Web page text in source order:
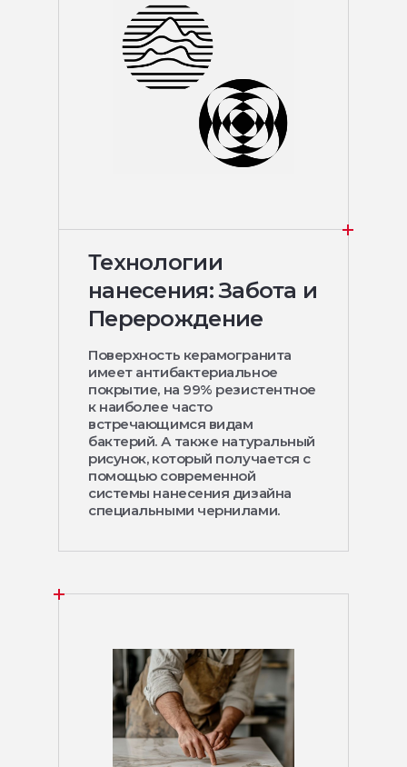
Технологии
нанесения: Забота и
Перерождение
Поверхность керамогранита
имеет антибактериальное
покрытие, на 99% резистентное
к наиболее часто
встречающимся видам
бактерий. А также натуральный
рисунок, который получается с
помощью современной
системы нанесения дизайна
специальными чернилами.